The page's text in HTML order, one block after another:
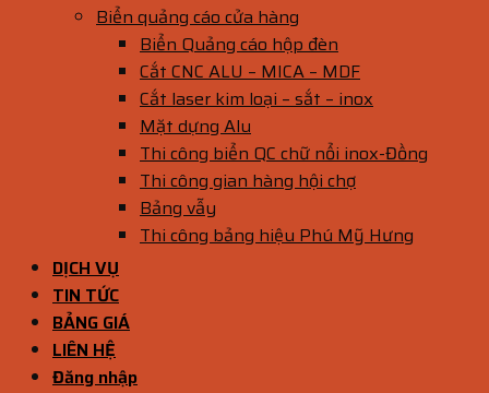
Biển quảng cáo cửa hàng
Biển Quảng cáo hộp đèn
Cắt CNC ALU – MICA – MDF
Cắt laser kim loại – sắt – inox
Mặt dựng Alu
Thi công biển QC chữ nổi inox-Đồng
Thi công gian hàng hội chợ
Bảng vẫy
Thi công bảng hiệu Phú Mỹ Hưng
DỊCH VỤ
TIN TỨC
BẢNG GIÁ
LIÊN HỆ
Đăng nhập